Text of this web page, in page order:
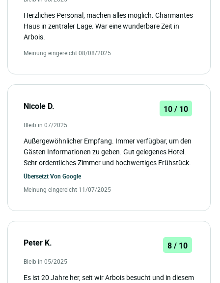
Herzliches Personal, machen alles möglich. Charmantes
Haus in zentraler Lage. War eine wunderbare Zeit in
Arbois.
Meinung eingereicht 08/08/2025
Nicole D. 10 / 10
Bleib in 07/2025
Außergewöhnlicher Empfang. Immer verfügbar, um den
Gästen Informationen zu geben. Gut gelegenes Hotel.
Sehr ordentliches Zimmer und hochwertiges Frühstück.
Übersetzt Von Google
Meinung eingereicht 11/07/2025
Peter K. 8 / 10
Bleib in 05/2025
Es ist 20 Jahre her, seit wir Arbois besucht und in diesem